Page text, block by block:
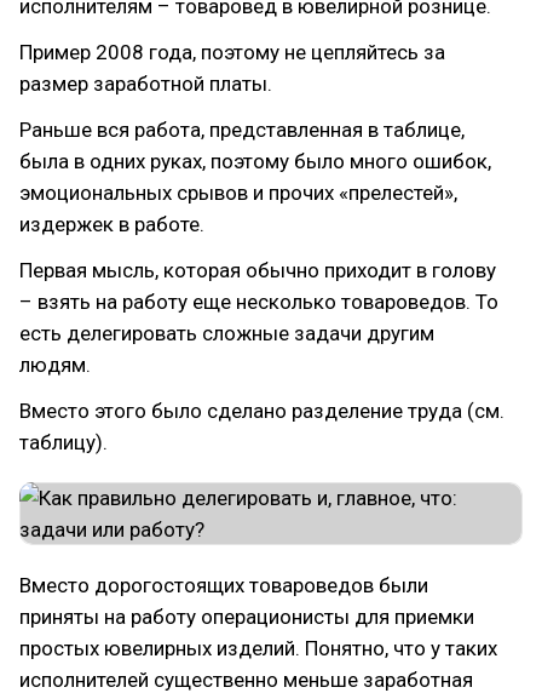
исполнителям – товаровед в ювелирной рознице.
Пример 2008 года, поэтому не цепляйтесь за
размер заработной платы.
Раньше вся работа, представленная в таблице,
была в одних руках, поэтому было много ошибок,
эмоциональных срывов и прочих «прелестей»,
издержек в работе.
Первая мысль, которая обычно приходит в голову
– взять на работу еще несколько товароведов. То
есть делегировать сложные задачи другим
людям.
Вместо этого было сделано разделение труда (см.
таблицу).
Вместо дорогостоящих товароведов были
приняты на работу операционисты для приемки
простых ювелирных изделий. Понятно, что у таких
исполнителей существенно меньше заработная